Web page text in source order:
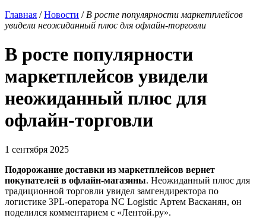
Главная /Новости / В росте популярности маркетплейсов
увидели неожиданный плюс для офлайн-торговли
В росте популярности
маркетплейсов увидели
неожиданный плюс для
офлайн-торговли
1 сентября 2025
Подорожание доставки из маркетплейсов вернет
покупателей в офлайн-магазины. Неожиданный плюс для
традиционной торговли увидел замгендиректора по
логистике 3PL-оператора NC Logistic Артем Васканян, он
поделился комментарием с «Лентой.ру».